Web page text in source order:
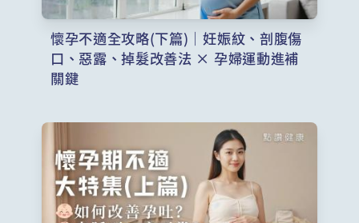
懷孕不適全攻略(下篇)｜妊娠紋、剖腹傷
口、惡露、掉髮改善法 × 孕婦運動進補
關鍵